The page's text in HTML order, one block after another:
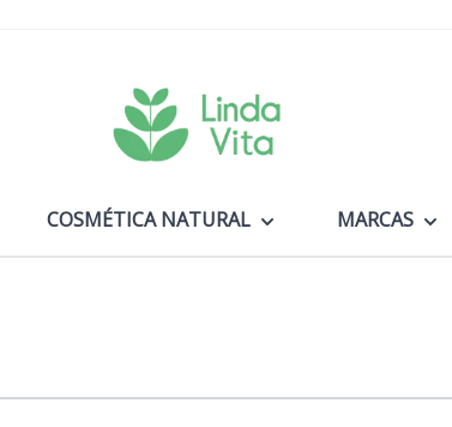
COSMÉTICA NATURAL MARCAS